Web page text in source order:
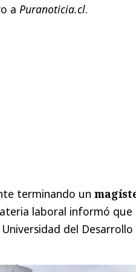
a Puranoticia.cl.
terminando un
laboral informó que
del Desarrollo